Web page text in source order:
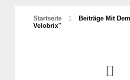
Startseite
Beiträge Mit
Velobrix"